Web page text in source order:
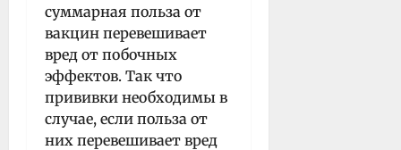
суммарная польза от
вакцин перевешивает
вред от побочных
эффектов. Так что
прививки необходимы в
случае, если польза от
них перевешивает вред